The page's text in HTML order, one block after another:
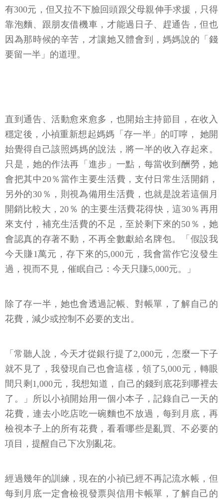
有300元，但又拉不下臉回頭跟父母親伸手求援，只得
靠泡麵、跟朋友借機車，才能過日子、趕通告，但也
因為那時候的辛苦，才讓她又體會到，媽媽說的「錢
要留一半」的道理。
直到通告、活動愈來愈多，也開始主持節目，在收入
穩定後，小禎重新想起媽媽「存一半」的叮嚀， 她開
始覺得自己該照媽媽的說法，將一半的收入存起來。
只是，她的作法再「進步」一點，每當收到酬勞，她
會把其中20％當作主要生活費，支付日常生活開銷，
另外的30％，則視為備用生活費，也就是說若這個月
開銷比較大，20％ 的主要生活費花得快，這30％再用
來支付，補充生活費的不足，至於剩下來的50％，她
會認真的存著不動，不再全數獻給名牌包。「假設我
今天賺1萬元，存下來的5,000元，我會當作它沒發生
過，視而不見，催眠自己：今天只賺5,000元。」
除了存一半，她也會透過記帳、對帳單，了解自己的
花費，減少或控制不必要的支出。
「常聽人說，今天才從銀行提了2,000元，怎麼一下子
就不見了，我發現自己也會這樣，領了5,000元，轉眼
間只剩1,000元，我想知道，自己的錢到底花到哪裡去
了。」所以小禎開始用一個小本子，記錄自己一天的
花費，連去小吃店吃一碗麵也不放過，每到月底，再
檢視本子上的所有花費，看看哪些是亂買、不必要的
項目，提醒自己下次別亂花。
經過幾年的訓練，現在的小禎已經不再記流水帳，但
每到月底一定會檢視發票與信用卡帳單，了解自己的